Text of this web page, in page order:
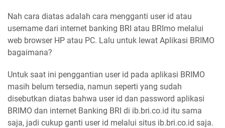
Nah cara diatas adalah cara mengganti user id atau
username dari internet banking BRI atau BRImo melalui
web browser HP atau PC. Lalu untuk lewat Aplikasi BRIMO
bagaimana?
Untuk saat ini penggantian user id pada aplikasi BRIMO
masih belum tersedia, namun seperti yang sudah
disebutkan diatas bahwa user id dan password aplikasi
BRIMO dan internet Banking BRI di ib.bri.co.id itu sama
saja, jadi cukup ganti user id melalui situs ib.bri.co.id saja.